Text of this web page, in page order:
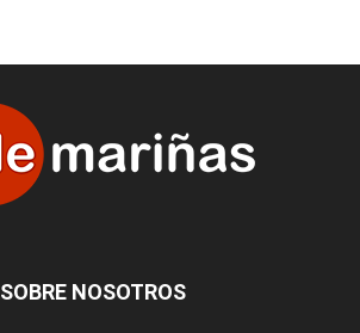
SOBRE NOSOTROS